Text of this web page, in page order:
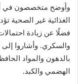
وأوضح متخصصون في
الغذائية غير الصحية
فضلًا عن زيادة
والسكري. وأشاروا إلى
بالدهون والمواد
الهضمي والكبد.